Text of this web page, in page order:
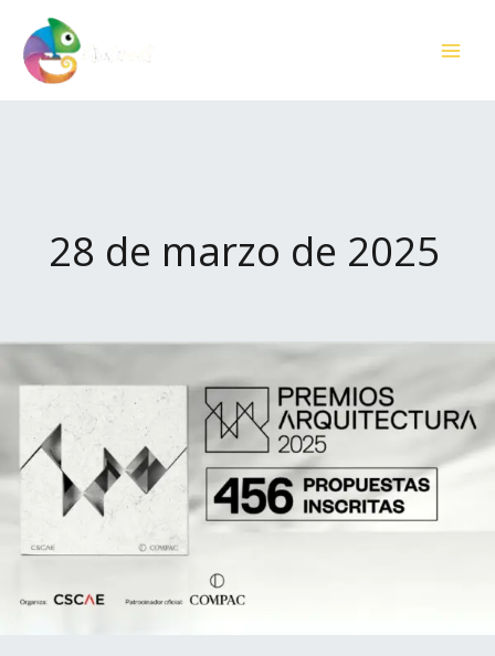
contenido
contenido
28 de marzo de 2025
ARQUITECTURA
Propuestas
Futuro